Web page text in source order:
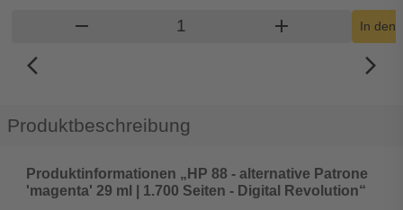
remove Produkt Warenkorb Menge
add In den
arrow_back_ios_new arrow_forward_ios
Produktbeschreibung
Produktinformationen „HP 88 - alternative Patrone
'magenta' 29 ml | 1.700 Seiten - Digital Revolution“